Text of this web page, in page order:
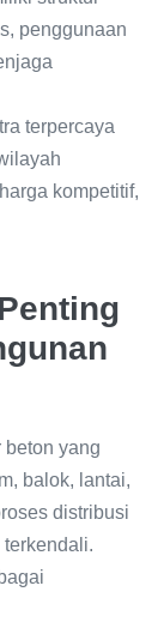
penggunaan
terpercaya
kompetitif,
beton yang
balok, lantai,
distribusi